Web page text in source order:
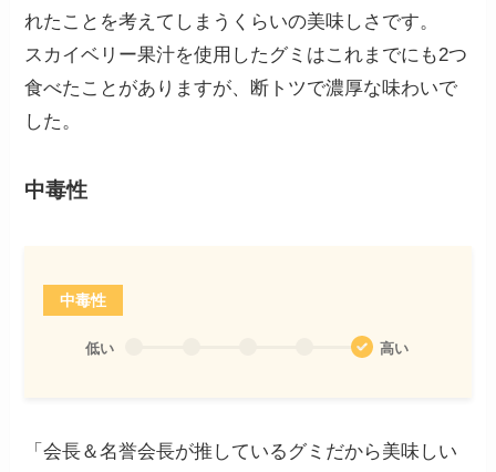
れたことを考えてしまうくらいの美味しさです。
スカイベリー果汁を使用したグミはこれまでにも2つ
食べたことがありますが、断トツで濃厚な味わいで
した。
中毒性
中毒性
低い 高い
「会長＆名誉会長が推しているグミだから美味しい